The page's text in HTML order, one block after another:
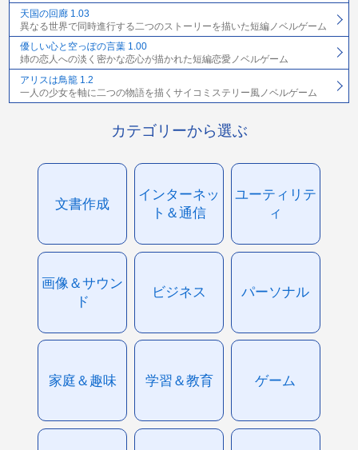
天国の回廊 1.03
異なる世界で同時進行する二つのストーリーを描いた短編ノベルゲーム
優しい心と空っぽの言葉 1.00
姉の恋人への淡く密かな恋心が描かれた短編恋愛ノベルゲーム
アリスは鳥籠 1.2
一人の少女を軸に二つの物語を描くサイコミステリー風ノベルゲーム
カテゴリーから選ぶ
文書作成
インターネッ
ト＆通信
ユーティリテ
ィ
画像＆サウン
ド
ビジネス パーソナル
家庭＆趣味 学習＆教育 ゲーム